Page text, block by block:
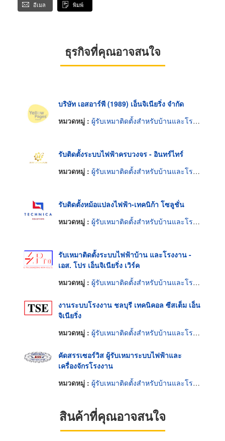
อีเมล พิมพ์
ธุรกิจที่คุณอาจสนใจ
บริษัท เอสอาร์พี (1989) เอ็นจิเนียริ่ง จำกัด
หมวดหมู่ : ผู้รับเหมาติดตั้งสำหรับบ้านและโรงงานไฟฟ้า
รับติดตั้งระบบไฟฟ้าครบวงจร - อินทร์ไทร์
หมวดหมู่ : ผู้รับเหมาติดตั้งสำหรับบ้านและโรงงานไฟฟ้า
รับติดตั้งหม้อแปลงไฟฟ้า-เทคนิก้า โซลูชั่น
หมวดหมู่ : ผู้รับเหมาติดตั้งสำหรับบ้านและโรงงานไฟฟ้า
รับเหมาติดตั้งระบบไฟฟ้าบ้าน และโรงงาน -
เอส. โปร เอ็นจิเนียริ่ง เวิร์ค
หมวดหมู่ : ผู้รับเหมาติดตั้งสำหรับบ้านและโรงงานไฟฟ้า
งานระบบโรงงาน ชลบุรี เทคนิคอล ซีสเต็ม เอ็น
จิเนียริ่ง
หมวดหมู่ : ผู้รับเหมาติดตั้งสำหรับบ้านและโรงงานไฟฟ้า
คัดสรรเซอร์วิส ผู้รับเหมาระบบไฟฟ้าและ
เครื่องจักรโรงงาน
หมวดหมู่ : ผู้รับเหมาติดตั้งสำหรับบ้านและโรงงานไฟฟ้า
สินค้าที่คุณอาจสนใจ